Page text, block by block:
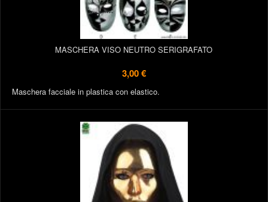
MASCHERA VISO NEUTRO SERIGRAFATO
3,00 €
Maschera facciale in plastica con elastico.